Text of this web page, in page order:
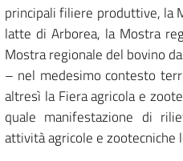
principali filiere produttive, la
latte di Arborea, la Mostra
Mostra regionale del bovino
– nel medesimo contesto
altresì la Fiera agricola e
quale manifestazione di
attività agricole e zootecniche